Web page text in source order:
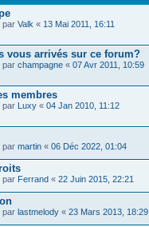
par Valk « 13 Mai 2011, 16:11
vous arrivés sur ce forum?
par champagne « 07 Avr 2011, 10:59
membres
par Luxy « 04 Jan 2010, 11:12
par martin « 06 Déc 2022, 01:04
par Ferrand « 22 Juin 2015, 22:21
par lastmelody « 23 Mars 2013, 18:29